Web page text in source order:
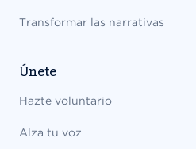
Transformar las narrativas
Únete
Hazte voluntario
Alza tu voz